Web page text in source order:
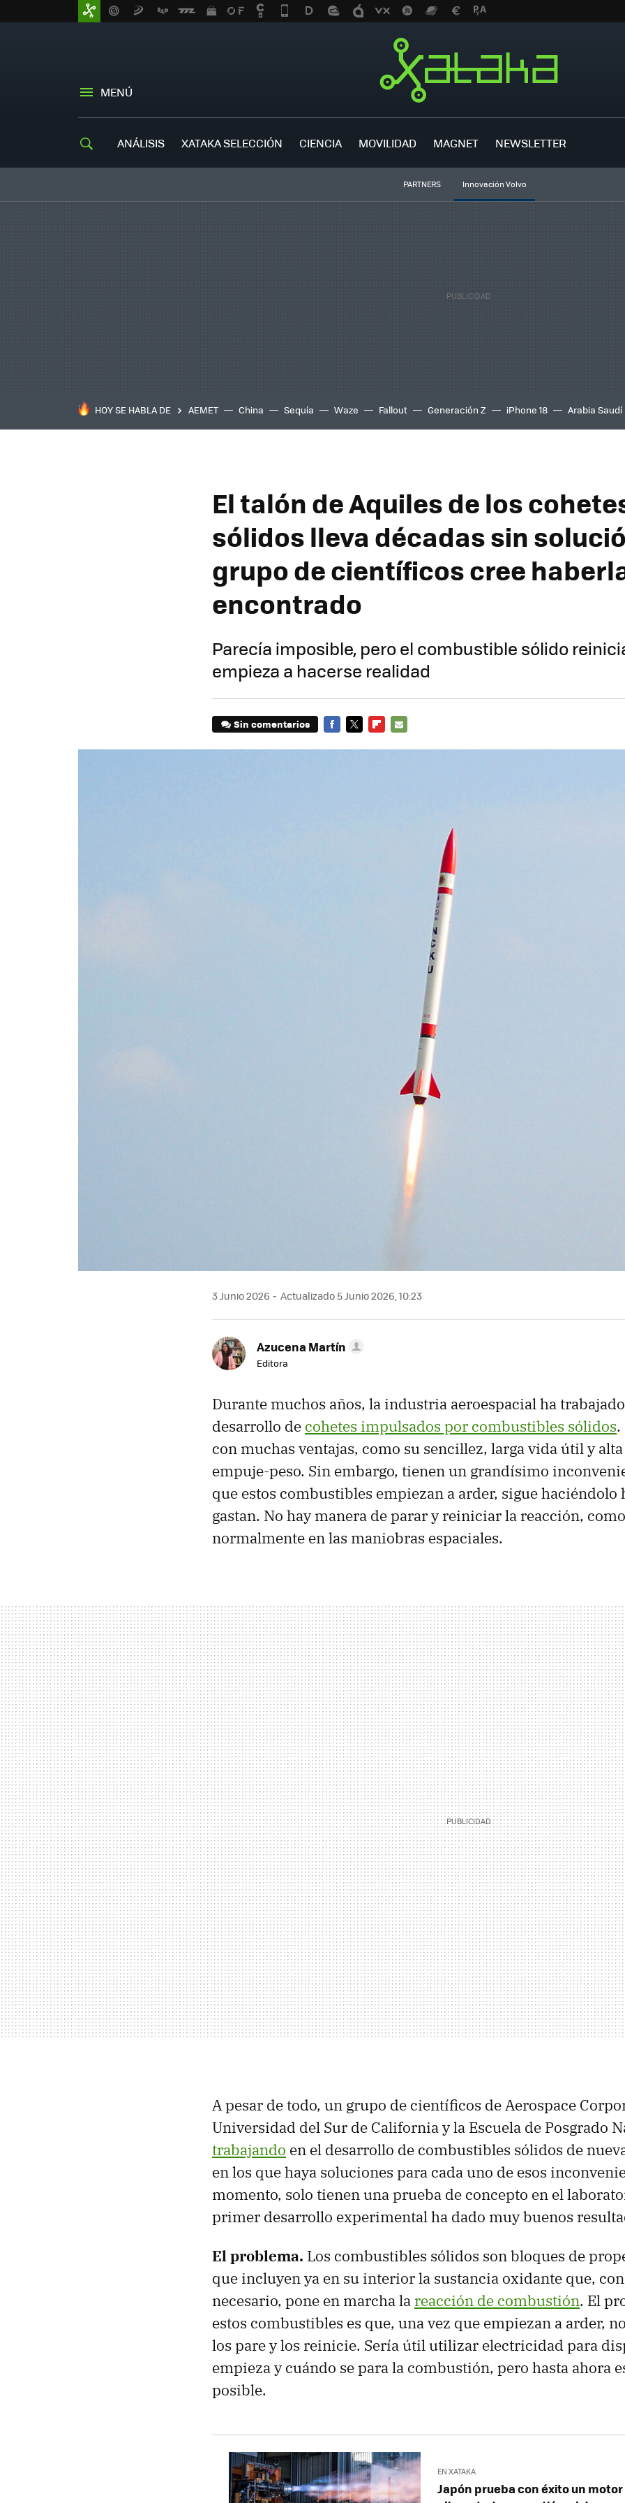
MENÚ
ANÁLISIS XATAKA SELECCIÓN CIENCIA MOVILIDAD MAGNET NEWSLETTER
PARTNERS Innovación Volvo
HOY SE HABLA DE AEMET China Sequía Waze Fallout Generación Z iPhone 18 Arabia Saudí
El talón de Aquiles de los
sólidos lleva décadas sin
grupo de científicos cree
encontrado
Parecía imposible, pero el combustible sólido
empieza a hacerse realidad
Sin comentarios
3 Junio 2026 Actualizado 5 Junio 2026, 10:23
Azucena Martín
Editora
Durante muchos años, la industria aeroespacial ha
desarrollo de cohetes impulsados por combustibles sólidos.
con muchas ventajas, como su sencillez, larga vida útil y
empuje-peso. Sin embargo, tienen un grandísimo
que estos combustibles empiezan a arder, sigue haciéndolo
gastan. No hay manera de parar y reiniciar la reacción,
normalmente en las maniobras espaciales.
A pesar de todo, un grupo de científicos de Aerospace
Universidad del Sur de California y la Escuela de Posgrado
trabajando en el desarrollo de combustibles sólidos de
en los que haya soluciones para cada uno de esos
momento, solo tienen una prueba de concepto en el
primer desarrollo experimental ha dado muy buenos
El problema. Los combustibles sólidos son bloques de
que incluyen ya en su interior la sustancia oxidante que,
necesario, pone en marcha la reacción de combustión. El
estos combustibles es que, una vez que empiezan a arder,
los pare y los reinicie. Sería útil utilizar electricidad para
empieza y cuándo se para la combustión, pero hasta ahora
posible.
EN XATAKA
Japón prueba con éxito un